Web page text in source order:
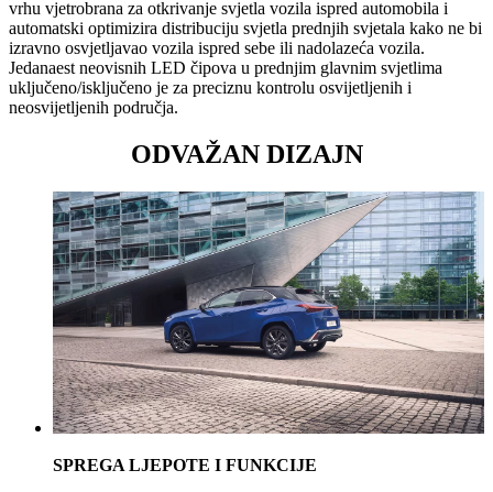
vrhu vjetrobrana za otkrivanje svjetla vozila ispred automobila i
automatski optimizira distribuciju svjetla prednjih svjetala kako ne bi
izravno osvjetljavao vozila ispred sebe ili nadolazeća vozila.
Jedanaest neovisnih LED čipova u prednjim glavnim svjetlima
uključeno/isključeno je za preciznu kontrolu osvijetljenih i
neosvijetljenih područja.
ODVAŽAN DIZAJN
SPREGA LJEPOTE I FUNKCIJE